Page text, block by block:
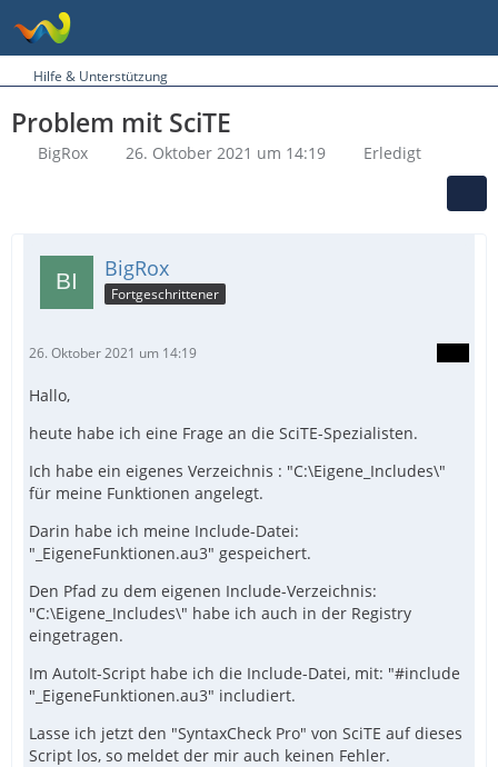
Hilfe & Unterstützung
Problem mit SciTE
BigRox 26. Oktober 2021 um 14:19 Erledigt
BigRox
Fortgeschrittener
26. Oktober 2021 um 14:19
Hallo,
heute habe ich eine Frage an die SciTE-Spezialisten.
Ich habe ein eigenes Verzeichnis : "C:\Eigene_Includes\"
für meine Funktionen angelegt.
Darin habe ich meine Include-Datei:
"_EigeneFunktionen.au3" gespeichert.
Den Pfad zu dem eigenen Include-Verzeichnis:
"C:\Eigene_Includes\" habe ich auch in der Registry
eingetragen.
Im AutoIt-Script habe ich die Include-Datei, mit: "#include
"_EigeneFunktionen.au3" includiert.
Lasse ich jetzt den "SyntaxCheck Pro" von SciTE auf dieses
Script los, so meldet der mir auch keinen Fehler.